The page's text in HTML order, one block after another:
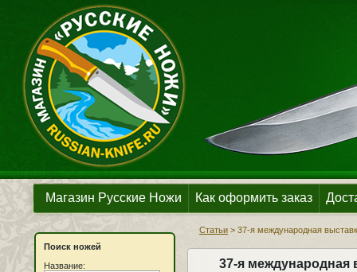
Магазин Русские Ножи Как оформить заказ
Поиск ножей
Название:
Статьи > 37-я международная
37-я международная